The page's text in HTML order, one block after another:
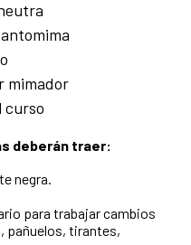
mimador
curso
deberán traer:
negra.
para trabajar cambios
pañuelos, tirantes,